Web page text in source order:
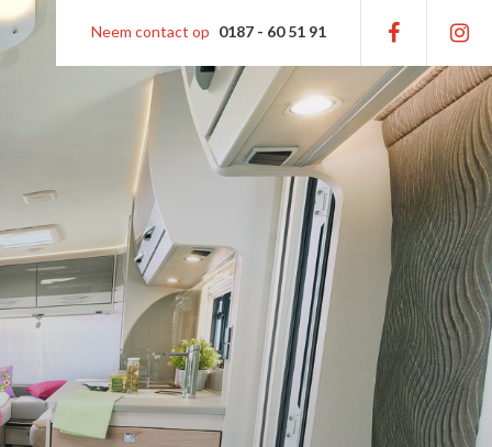
Neem contact op 0187 - 60 51 91